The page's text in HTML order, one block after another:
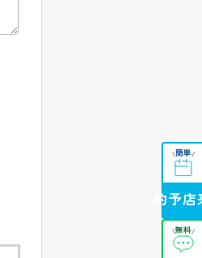
\簡単/
来店予約
\無料/